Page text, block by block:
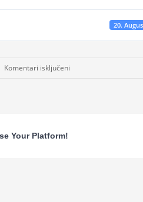
20.
Komentari isključeni
Your Platform!